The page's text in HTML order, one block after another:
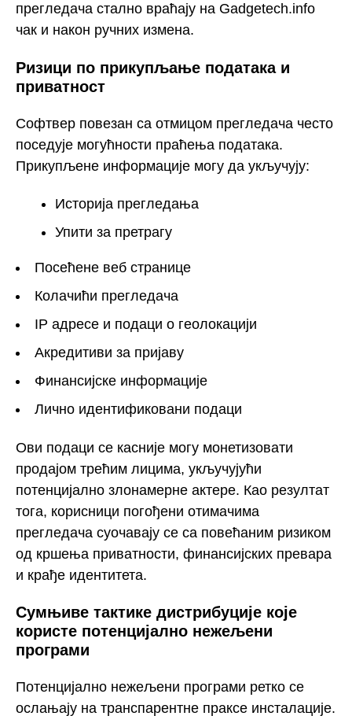
прегледача стално враћају на Gadgetech.info
чак и након ручних измена.
Ризици по прикупљање података и
приватност
Софтвер повезан са отмицом прегледача често
поседује могућности праћења података.
Прикупљене информације могу да укључују:
Историја прегледања
Упити за претрагу
Посећене веб странице
Колачићи прегледача
IP адресе и подаци о геолокацији
Акредитиви за пријаву
Финансијске информације
Лично идентификовани подаци
Ови подаци се касније могу монетизовати
продајом трећим лицима, укључујући
потенцијално злонамерне актере. Као резултат
тога, корисници погођени отимачима
прегледача суочавају се са повећаним ризиком
од кршења приватности, финансијских превара
и крађе идентитета.
Сумњиве тактике дистрибуције које
користе потенцијално нежељени
програми
Потенцијално нежељени програми ретко се
ослањају на транспарентне праксе инсталације.